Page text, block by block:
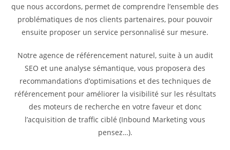
que nous accordons, permet de comprendre l’ensemble des
problématiques de nos clients partenaires, pour pouvoir
ensuite proposer un service personnalisé sur mesure.
Notre agence de référencement naturel, suite à un audit
SEO et une analyse sémantique, vous proposera des
recommandations d’optimisations et des techniques de
référencement pour améliorer la visibilité sur les résultats
des moteurs de recherche en votre faveur et donc
l’acquisition de traffic ciblé (Inbound Marketing vous
pensez…).